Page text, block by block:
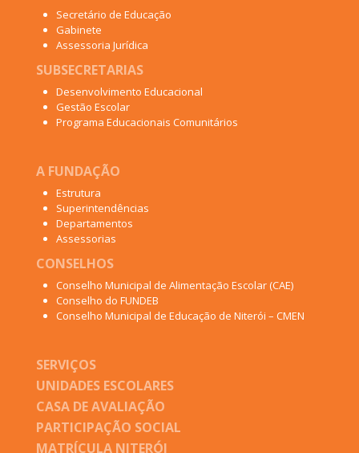
Secretário de Educação
Gabinete
Assessoria Jurídica
SUBSECRETARIAS
Desenvolvimento Educacional
Gestão Escolar
Programa Educacionais Comunitários
A FUNDAÇÃO
Estrutura
Superintendências
Departamentos
Assessorias
CONSELHOS
Conselho Municipal de Alimentação Escolar (CAE)
Conselho do FUNDEB
Conselho Municipal de Educação de Niterói – CMEN
SERVIÇOS
UNIDADES ESCOLARES
CASA DE AVALIAÇÃO
PARTICIPAÇÃO SOCIAL
MATRÍCULA NITERÓI